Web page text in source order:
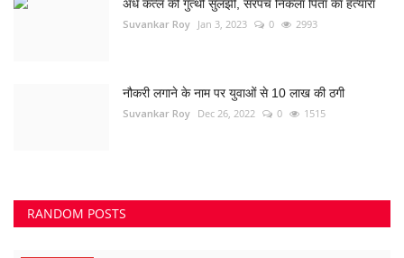
अंधे कत्ल की गुत्थी सुलझी, सरपंच निकला पिता का हत्यारा
Suvankar Roy Jan 3, 2023 0 2993
नौकरी लगाने के नाम पर युवाओं से 10 लाख की ठगी
Suvankar Roy Dec 26, 2022 0 1515
RANDOM POSTS